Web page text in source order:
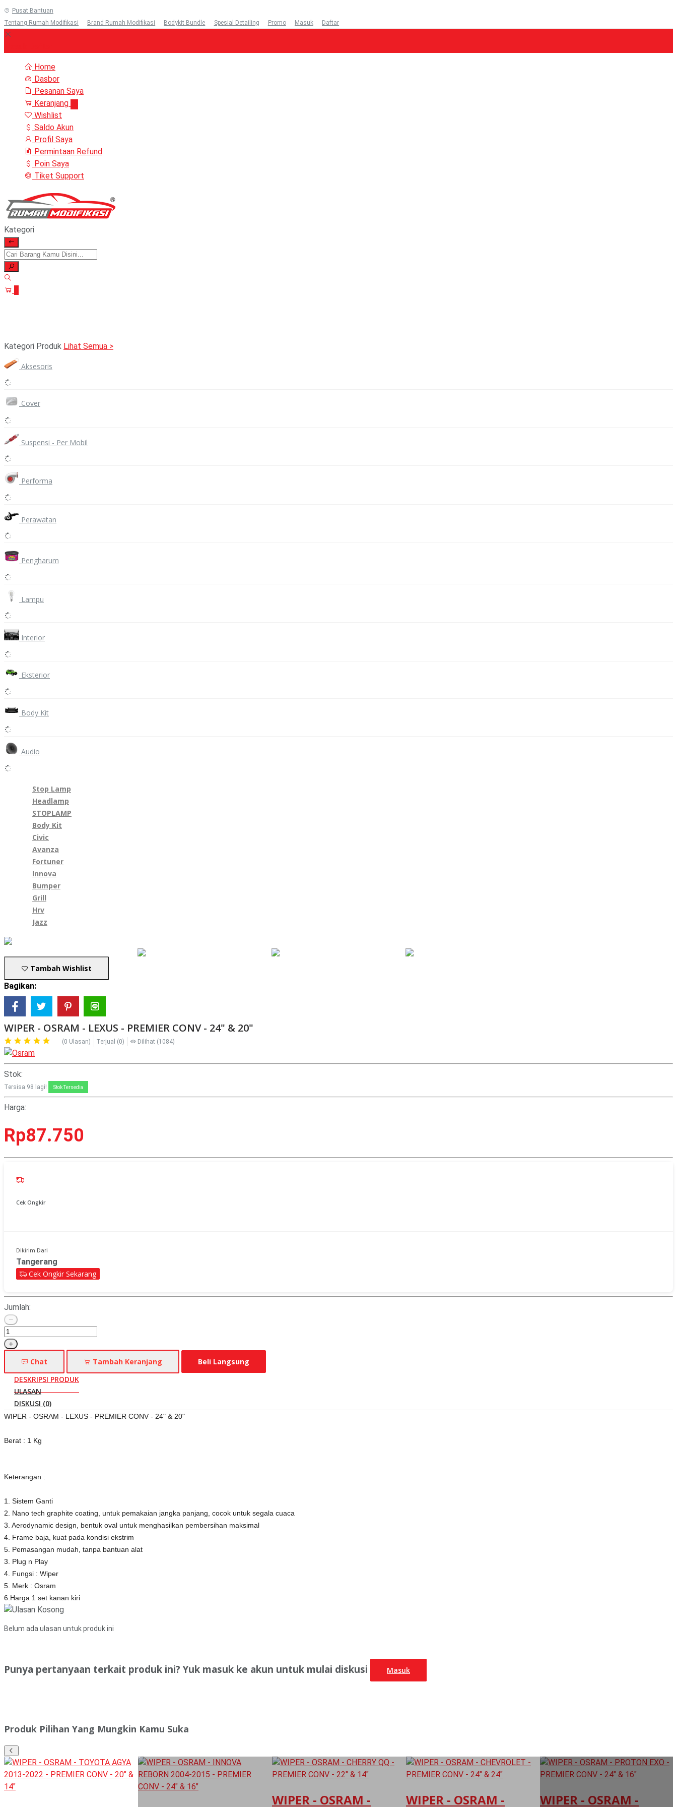
Pusat Bantuan
Tentang Rumah Modifikasi
Brand Rumah Modifikasi Bodykit Bundle Spesial Detailing Promo Masuk Daftar
Home
Dasbor
Pesanan Saya
Keranjang
Wishlist
Saldo Akun
Profil Saya
Permintaan Refund
Poin Saya
Tiket Support
Kategori
Kategori Produk Lihat Semua >
Aksesoris
Cover
Suspensi - Per Mobil
Performa
Perawatan
Pengharum
Lampu
Interior
Eksterior
Body Kit
Audio
Stop Lamp
Headlamp
STOPLAMP
Body Kit
Civic
Avanza
Fortuner
Innova
Bumper
Grill
Hrv
Jazz
Tambah Wishlist
Bagikan:
WIPER - OSRAM - LEXUS - PREMIER CONV - 24" & 20"
(0 Ulasan) Terjual (0) Dilihat (1084)
Stok:
Tersisa 98 lagi! Stok Tersedia
Harga:
Rp87.750
Cek Ongkir
Dikirim Dari
Tangerang
Cek Ongkir Sekarang
Jumlah:
Chat Tambah Keranjang
Beli Langsung
DESKRIPSI PRODUK
ULASAN
DISKUSI (0)
WIPER - OSRAM - LEXUS - PREMIER CONV - 24" & 20"
Berat : 1 Kg
Keterangan :
1. Sistem Ganti
2. Nano tech graphite coating, untuk pemakaian jangka panjang, cocok untuk segala cuaca
3. Aerodynamic design, bentuk oval untuk menghasilkan pembersihan maksimal
4. Frame baja, kuat pada kondisi ekstrim
5. Pemasangan mudah, tanpa bantuan alat
3. Plug n Play
4. Fungsi : Wiper
5. Merk : Osram
6.Harga 1 set kanan kiri
Belum ada ulasan untuk produk ini
Punya pertanyaan terkait produk ini? Yuk masuk ke akun untuk mulai diskusi Masuk
Produk Pilihan Yang Mungkin Kamu Suka
WIPER - OSRAM - WIPER - OSRAM - WIPER - OSRAM -